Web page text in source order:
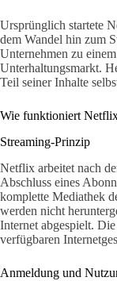
Ursprünglich startete
dem Wandel hin zum
Unternehmen zu
Unterhaltungsmarkt.
Teil seiner Inhalte
Wie funktioniert
Streaming-Prinzip
Netflix arbeitet nach
Abschluss eines
komplette Mediathek
werden nicht
Internet abgespielt.
verfügbaren
Anmeldung und